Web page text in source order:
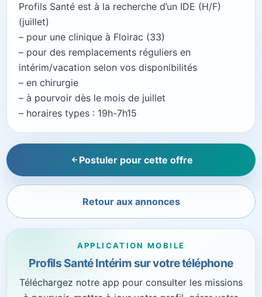
Profils Santé est à la recherche d’un IDE (H/F)
(juillet)
– pour une clinique à Floirac (33)
– pour des remplacements réguliers en
intérim/vacation selon vos disponibilités
– en chirurgie
– à pourvoir dès le mois de juillet
– horaires types : 19h-7h15
Postuler pour cette offre
Retour aux annonces
APPLICATION MOBILE
Profils Santé Intérim sur votre téléphone
Téléchargez notre app pour consulter les missions